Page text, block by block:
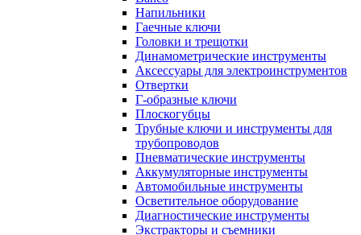
Напильники
Гаечные ключи
Головки и трещотки
Динамометрические инструменты
Аксессуары для электроинструментов
Отвертки
Г-образные ключи
Плоскогубцы
Трубные ключи и инструменты для
трубопроводов
Пневматические инструменты
Аккумуляторные инструменты
Автомобильные инструменты
Осветительное оборудование
Диагностические инструменты
Экстракторы и съемники